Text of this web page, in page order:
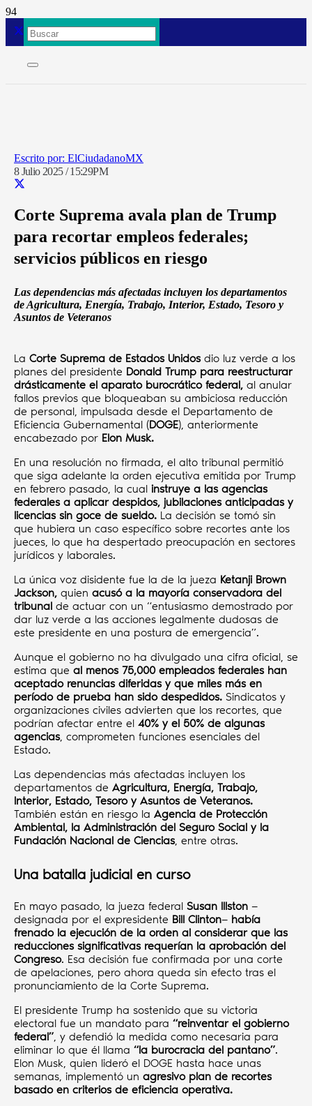
ElCiudadanoMX
8 Julio 2025 / 15:29PM
Corte Suprema avala plan de Trump
para recortar empleos federales;
servicios públicos en riesgo
Las dependencias más afectadas incluyen los departamentos
de Agricultura, Energía, Trabajo, Interior, Estado, Tesoro y
Asuntos de Veteranos
La Corte Suprema de Estados Unidosdio luz verde a los
planes del presidente Donald Trump para reestructurar
drásticamente el aparato burocrático federal, al anular
fallos previos que bloqueaban su ambiciosa reducción
de personal, impulsada desde el Departamento de
Eficiencia Gubernamental (DOGE), anteriormente
encabezado por Elon Musk.
En una resolución no firmada, el alto tribunal permitió
que siga adelante la orden ejecutiva emitida por Trump
en febrero pasado, la cual instruye a las agencias
federales a aplicar despidos, jubilaciones anticipadas y
licencias sin goce de sueldo. La decisión se tomó sin
que hubiera un caso específico sobre recortes ante los
jueces, lo que ha despertado preocupación en sectores
jurídicos y laborales.
La única voz disidente fue la de la jueza Ketanji Brown
Jackson, quien acusó a la mayoría conservadora del
tribunal de actuar con un “entusiasmo demostrado por
dar luz verde a las acciones legalmente dudosas de
este presidente en una postura de emergencia”.
Aunque el gobierno no ha divulgado una cifra oficial, se
estima que al menos 75,000 empleados federales han
aceptado renuncias diferidas y que miles más en
período de prueba han sido despedidos. Sindicatos y
organizaciones civiles advierten que los recortes, que
podrían afectar entre el 40% y el 50% de algunas
agencias, comprometen funciones esenciales del
Estado.
Las dependencias más afectadas incluyen los
departamentos de Agricultura, Energía, Trabajo,
Interior, Estado, Tesoro y Asuntos de Veteranos.
También están en riesgo la Agencia de Protección
Ambiental, la Administración del Seguro Social y la
Fundación Nacional de Ciencias, entre otras.
Una batalla judicial en curso
En mayo pasado, la jueza federal Susan Illston —
designada por el expresidente Bill Clinton— había
frenado la ejecución de la orden al considerar que las
reducciones significativas requerían la aprobación del
Congreso. Esa decisión fue confirmada por una corte
de apelaciones, pero ahora queda sin efecto tras el
pronunciamiento de la Corte Suprema.
El presidente Trump ha sostenido que su victoria
electoral fue un mandato para “reinventar el gobierno
federal”, y defendió la medida como necesaria para
eliminar lo que él llama “la burocracia del pantano”.
Elon Musk, quien lideró el DOGE hasta hace unas
semanas, implementó un agresivo plan de recortes
basado en criterios de eficiencia operativa.